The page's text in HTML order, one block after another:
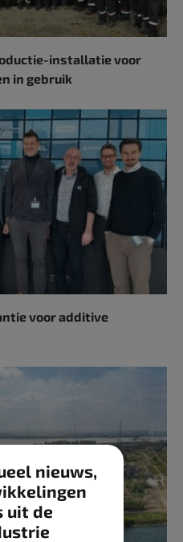
installatie voor
in gebruik
voor additive
nieuws,
uit de